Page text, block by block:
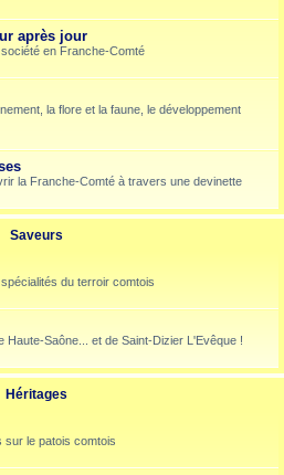
après jour
en Franche-Comté
la flore et la faune, le développement
la Franche-Comté à travers une devinette
Saveurs
du terroir comtois
Haute-Saône... et de Saint-Dizier L'Evêque !
Héritages
sur le patois comtois